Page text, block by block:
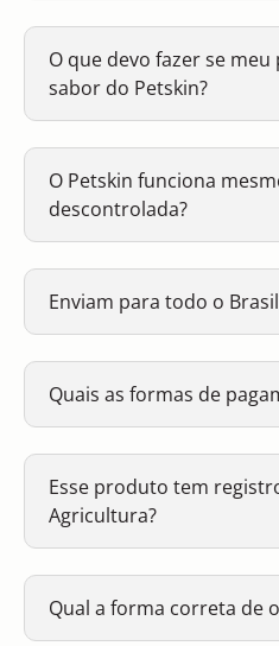
O que devo fazer se
sabor do Petskin?
O Petskin funciona
descontrolada?
Enviam para todo o
Quais as formas de
Esse produto tem
Agricultura?
Qual a forma correta de